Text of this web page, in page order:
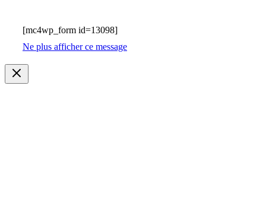
[mc4wp_form id=13098]
Ne plus afficher ce message